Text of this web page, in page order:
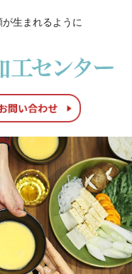
生まれるように